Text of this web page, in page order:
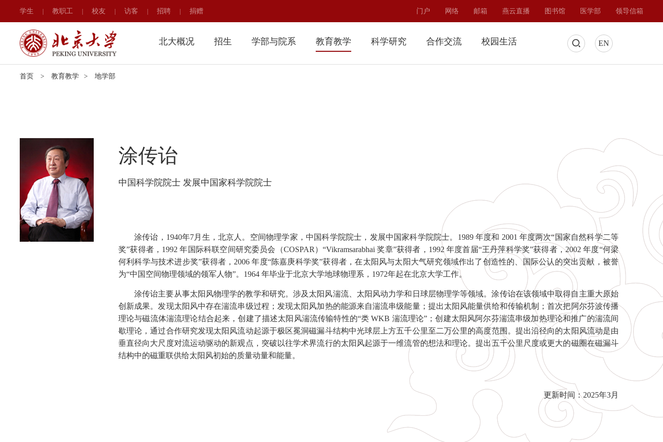
学生 | 教职工 | 校友 | 访客 | 招聘 | 捐赠 门户 网络 邮箱 燕云直播 图书馆 医学部 领导信箱
北大概况 招生 学部与院系 教育教学 科学研究 合作交流 校园生活 EN
首页 > 教育教学 > 地学部
涂传诒
中国科学院院士 发展中国家科学院院士
涂传诒，1940年7月生，北京人。空间物理学家，中国科学院院士，发展中国家科学院院士。1989 年度和 2001 年度两次“国家自然科学二等
奖”获得者，1992 年国际科联空间研究委员会（COSPAR）“Vikramsarabhai 奖章”获得者，1992 年度首届“王丹萍科学奖”获得者，2002 年度“何梁
何利科学与技术进步奖”获得者，2006 年度“陈嘉庚科学奖”获得者，在太阳风与太阳大气研究领域作出了创造性的、国际公认的突出贡献，被誉
为“中国空间物理领域的领军人物”。1964 年毕业于北京大学地球物理系，1972年起在北京大学工作。
涂传诒主要从事太阳风物理学的教学和研究。涉及太阳风湍流、太阳风动力学和日球层物理学等领域。涂传诒在该领域中取得自主重大原始
创新成果。发现太阳风中存在湍流串级过程；发现太阳风加热的能源来自湍流串级能量；提出太阳风能量供给和传输机制；首次把阿尔芬波传播
理论与磁流体湍流理论结合起来，创建了描述太阳风湍流传输特性的“类 WKB 湍流理论”；创建太阳风阿尔芬湍流串级加热理论和推广的湍流间
歇理论，通过合作研究发现太阳风流动起源于极区冕洞磁漏斗结构中光球层上方五千公里至二万公里的高度范围。提出沿径向的太阳风流动是由
垂直径向大尺度对流运动驱动的新观点，突破以往学术界流行的太阳风起源于一维流管的想法和理论。提出五千公里尺度或更大的磁圈在磁漏斗
结构中的磁重联供给太阳风初始的质量动量和能量。
更新时间：2025年3月